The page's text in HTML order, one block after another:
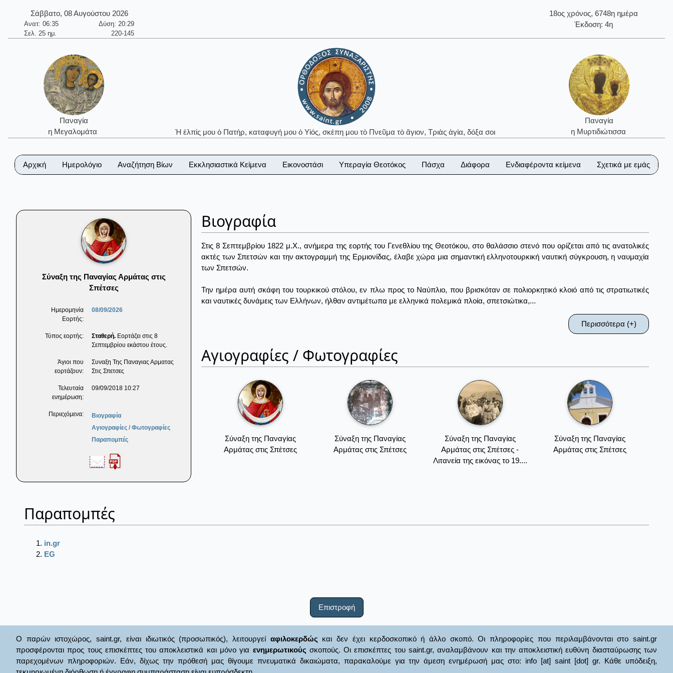
Σάββατο, 08 Αυγούστου 2026
Ανατ: 06:35
Δύση: 20:29
Σελ. 25 ημ.
220-145
18ος χρόνος, 6748η ημέρα
Έκδοση: 4η
Παναγία
η Μεγαλομάτα
Ἡ ἐλπίς μου ὁ Πατήρ, καταφυγή μου ὁ Υἱός, σκέπη μου τὸ Πνεῦμα τὸ ἅγιον, Τριὰς ἁγία, δόξα σοι
Παναγία
η Μυρτιδιώτισσα
Αρχική Ημερολόγιο Αναζήτηση Βίων Εκκλησιαστικά Κείμενα Εικονοστάσι Υπεραγία Θεοτόκος Πάσχα Διάφορα Ενδιαφέροντα κείμενα Σχετικά με εμάς
Σύναξη της Παναγίας Αρμάτας στις
Σπέτσες
Ημερομηνία
Εορτής:
08/09/2026
Τύπος εορτής: Σταθερή. Εορτάζει στις 8
Σεπτεμβρίου εκάστου έτους.
Άγιοι που
εορτάζουν:
Συναξη Της Παναγιας Αρματας
Στις Σπετσες
Τελευταία
ενημέρωση:
09/09/2018 10:27
Περιεχόμενα:
Βιογραφία
Αγιογραφίες / Φωτογραφίες
Παραπομπές
Βιογραφία
Στις 8 Σεπτεμβρίου 1822 μ.Χ., ανήμερα της εορτής του Γενεθλίου της Θεοτόκου, στο θαλάσσιο στενό που ορίζεται από τις ανατολικές
ακτές των Σπετσών και την ακτογραμμή της Ερμιονίδας, έλαβε χώρα μια σημαντική ελληνοτουρκική ναυτική σύγκρουση, η ναυμαχία
των Σπετσών.
Την ημέρα αυτή σκάφη του τουρκικού στόλου, εν πλω προς το Ναύπλιο, που βρισκόταν σε πολιορκητικό κλοιό από τις στρατιωτικές
και ναυτικές δυνάμεις των Ελλήνων, ήλθαν αντιμέτωπα με ελληνικά πολεμικά πλοία, σπετσιώτικα,...
Περισσότερα (+)
Αγιογραφίες / Φωτογραφίες
Σύναξη της Παναγίας
Αρμάτας στις Σπέτσες
Σύναξη της Παναγίας
Αρμάτας στις Σπέτσες
Σύναξη της Παναγίας
Αρμάτας στις Σπέτσες -
Λιτανεία της εικόνας το 19....
Σύναξη της Παναγίας
Αρμάτας στις Σπέτσες
Παραπομπές
in.gr
EG
Επιστροφή
Ο παρών ιστοχώρος, saint.gr, είναι ιδιωτικός (προσωπικός), λειτουργεί αφιλοκερδώς και δεν έχει κερδοσκοπικό ή άλλο σκοπό. Οι πληροφορίες που περιλαμβάνονται στο saint.gr
προσφέρονται προς τους επισκέπτες του αποκλειστικά και μόνο για ενημερωτικούς σκοπούς. Οι επισκέπτες του saint.gr, αναλαμβάνουν και την αποκλειστική ευθύνη διασταύρωσης των
παρεχομένων πληροφοριών. Εάν, δίχως την πρόθεσή μας θίγουμε πνευματικά δικαιώματα, παρακαλούμε για την άμεση ενημέρωσή μας στο: info [at] saint [dot] gr. Κάθε υπόδειξη,